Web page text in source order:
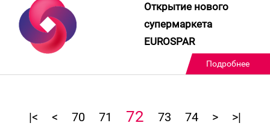
Открытие нового
супермаркета
EUROSPAR
Подробнее
|< < 70 71 72 73 74 > >|